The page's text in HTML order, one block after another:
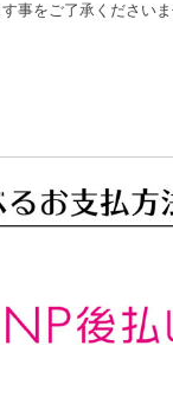
事をご了承くださいま